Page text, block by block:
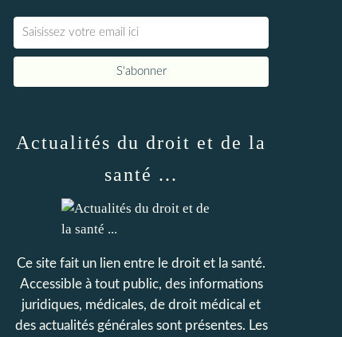
Actualités du droit et de la
santé ...
Ce site fait un lien entre le droit et la santé.
Accessible à tout public, des informations
juridiques, médicales, de droit médical et
des actualités générales sont présentes. Les